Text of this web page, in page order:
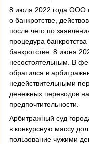
8 июля 2022 года ООО
о банкротстве,
после чего по
процедура
банкротстве. 8 июня
несостоятельным. В
обратился в
недействительными
денежных переводов
предпочтительности.
Арбитражный суд
в конкурсную массу
пользование чужими